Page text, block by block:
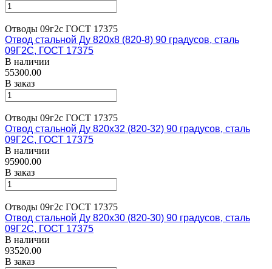
Отводы 09г2с ГОСТ 17375
Отвод стальной Ду 820х8 (820-8) 90 градусов, сталь
09Г2С, ГОСТ 17375
В наличии
55300.00
В заказ
Отводы 09г2с ГОСТ 17375
Отвод стальной Ду 820х32 (820-32) 90 градусов, сталь
09Г2С, ГОСТ 17375
В наличии
95900.00
В заказ
Отводы 09г2с ГОСТ 17375
Отвод стальной Ду 820х30 (820-30) 90 градусов, сталь
09Г2С, ГОСТ 17375
В наличии
93520.00
В заказ